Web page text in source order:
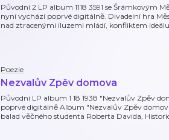
Původní 2 LP album 1118 3591 se Šrámkovým
nyní vychází poprvé digitálně. Divadelní hra
nad ztracenými iluzemi mládí, konfliktem
Poezie
Nezvalův Zpěv domova
Původní LP album 1 18 1938 "Nezvalův Zpěv
poprvé digitálně Album "Nezvalův Zpěv
balad věčného studenta Roberta Davida,